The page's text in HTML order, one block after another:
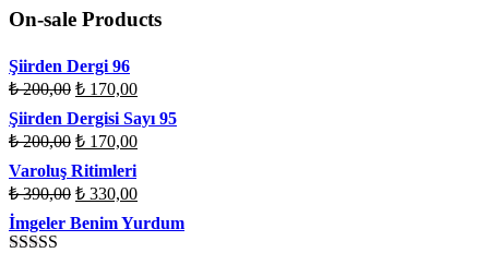
On-sale Products
Şiirden Dergi 96
₺200,00 ₺ 170,00
Şiirden Dergisi Sayı 95
₺200,00 ₺ 170,00
Varoluş Ritimleri
₺390,00 ₺ 330,00
İmgeler Benim Yurdum